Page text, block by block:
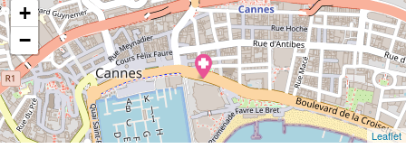
+
−
Leaflet